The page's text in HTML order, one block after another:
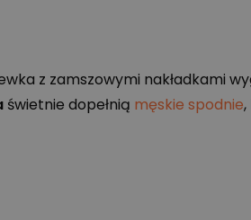
z zamszowymi nakładkami
świetnie dopełnią męskie spodnie